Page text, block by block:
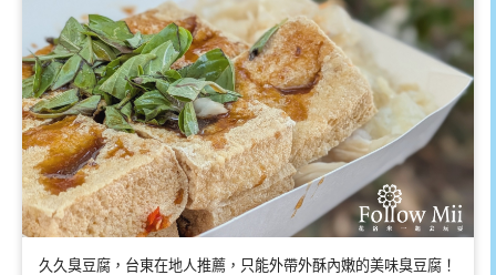
久久臭豆腐，台東在地人推薦，只能外帶外酥內嫩的美味臭豆腐！